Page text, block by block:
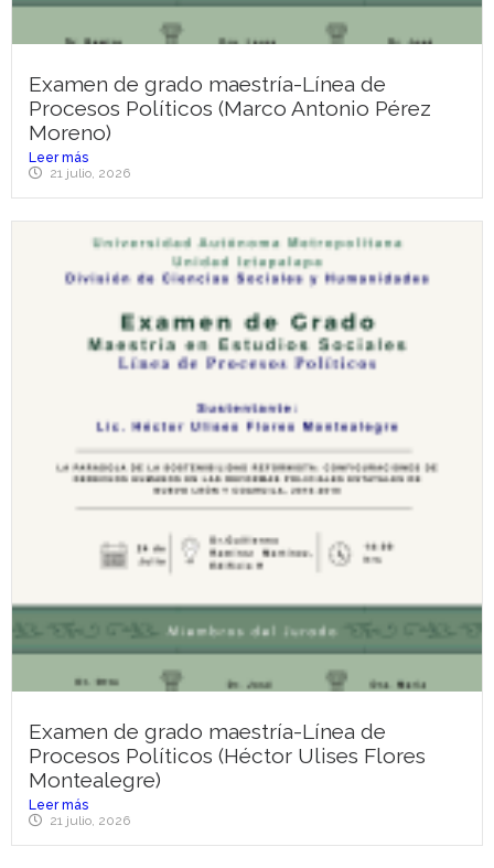
Examen de grado maestría-Línea de
Procesos Políticos (Marco Antonio Pérez
Moreno)
Leer más
21 julio, 2026
Examen de grado maestría-Línea de
Procesos Políticos (Héctor Ulises Flores
Montealegre)
Leer más
21 julio, 2026